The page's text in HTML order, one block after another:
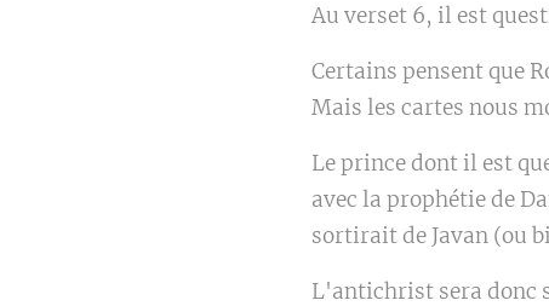
Au verset 6, il est
Certains pensent que
Mais les cartes nous
Le prince dont il est
avec la prophétie de
sortirait de Javan (ou
L'antichrist sera donc